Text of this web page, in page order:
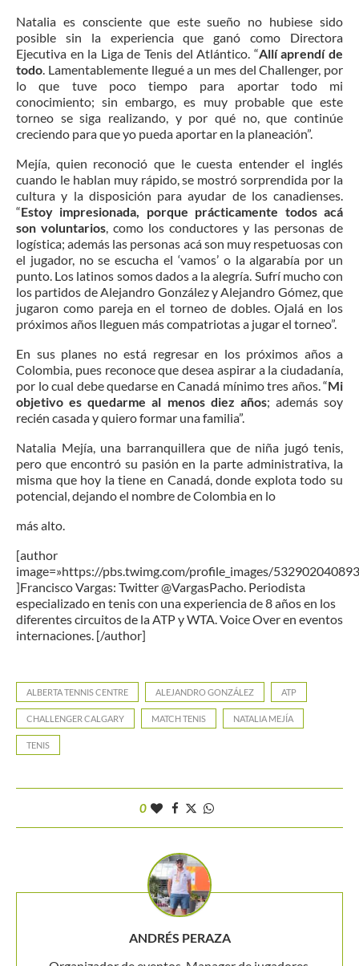
Natalia es consciente que este sueño no hubiese sido
posible sin la experiencia que ganó como Directora
Ejecutiva en la Liga de Tenis del Atlántico. “Allí aprendí de
todo. Lamentablemente llegué a un mes del Challenger, por
lo que tuve poco tiempo para aportar todo mi
conocimiento; sin embargo, es muy probable que este
torneo se siga realizando, y por qué no, que continúe
creciendo para que yo pueda aportar en la planeación”.
Mejía, quien reconoció que le cuesta entender el inglés
cuando le hablan muy rápido, se mostró sorprendida por la
cultura y la disposición para ayudar de los canadienses.
“Estoy impresionada, porque prácticamente todos acá
son voluntarios, como los conductores y las personas de
logística; además las personas acá son muy respetuosas con
el jugador, no se escucha el ‘vamos’ o la algarabía por un
punto. Los latinos somos dados a la alegría. Sufrí mucho con
los partidos de Alejandro González y Alejandro Gómez, que
jugaron como pareja en el torneo de dobles. Ojalá en los
próximos años lleguen más compatriotas a jugar el torneo”.
En sus planes no está regresar en los próximos años a
Colombia, pues reconoce que desea aspirar a la ciudadanía,
por lo cual debe quedarse en Canadá mínimo tres años. “Mi
objetivo es quedarme al menos diez años; además soy
recién casada y quiero formar una familia”.
Natalia Mejía, una barranquillera que de niña jugó tenis,
pero que encontró su pasión en la parte administrativa, la
misma que hoy la tiene en Canadá, donde explota todo su
potencial, dejando el nombre de Colombia en lo
más alto.
[author
image=»https://pbs.twimg.com/profile_images/
]Francisco Vargas: Twitter @VargasPacho. Periodista
especializado en tenis con una experiencia de 8 años en los
diferentes circuitos de la ATP y WTA. Voice Over en eventos
internaciones. [/author]
ALBERTA TENNIS CENTRE ALEJANDRO GONZÁLEZ ATP
CHALLENGER CALGARY MATCH TENIS NATALIA MEJÍA
TENIS
0
ANDRÉS PERAZA